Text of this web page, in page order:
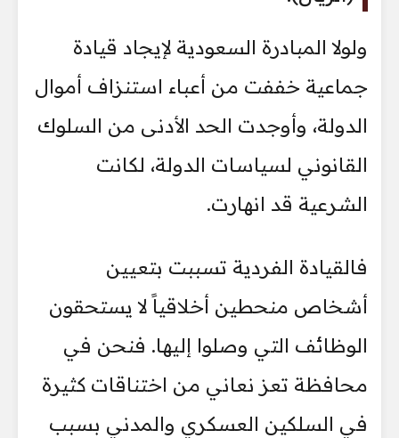
ولولا المبادرة السعودية لإيجاد قيادة
جماعية خففت من أعباء استنزاف أموال
الدولة، وأوجدت الحد الأدنى من السلوك
القانوني لسياسات الدولة، لكانت
الشرعية قد انهارت.
فالقيادة الفردية تسببت بتعيين
أشخاص منحطين أخلاقياً لا يستحقون
الوظائف التي وصلوا إليها. فنحن في
محافظة تعز نعاني من اختناقات كثيرة
في السلكين العسكري والمدني بسبب